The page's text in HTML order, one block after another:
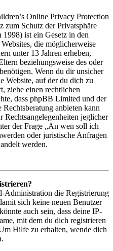
Online Privacy Protection
zum Schutz der Privatsphäre
ist ein Gesetz in den
die möglicherweise
unter 13 Jahren erheben,
beziehungsweise des oder
Wenn du dir unsicher
Website, auf der du dich zu
ziehe einen rechtlichen
dass phpBB Limited und der
anbieten kann
jeglicher
der Frage „An wen soll ich
oder juristische Anfragen
werden.
Administration die Registrierung
sich keine neuen Benutzer
auch sein, dass deine IP-
mit dem du dich registrieren
Hilfe zu erhalten, wende dich